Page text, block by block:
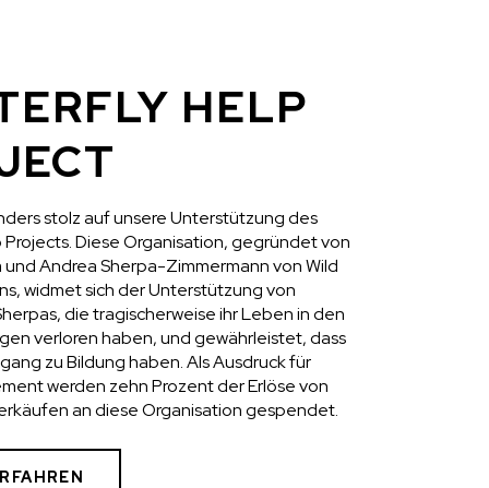
HELP
stolz auf unsere Unterstützung des
Diese Organisation, gegründet von
Andrea Sherpa-Zimmermann von Wild
widmet sich der Unterstützung von
die tragischerweise ihr Leben in den
verloren haben, und gewährleistet, dass
zu Bildung haben. Als Ausdruck für
werden zehn Prozent der Erlöse von
an diese Organisation gespendet.